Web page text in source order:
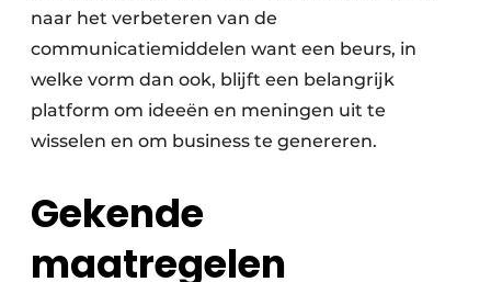
naar het verbeteren van de
communicatiemiddelen want een beurs, in
welke vorm dan ook, blijft een belangrijk
platform om ideeën en meningen uit te
wisselen en om business te genereren.
Gekende
maatregelen